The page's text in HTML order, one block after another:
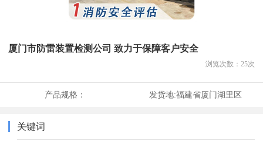
厦门市防雷装置检测公司 致力于保障客户安全
浏览次数： 25次
产品规格： 发货地:福建省厦门湖里区
关键词